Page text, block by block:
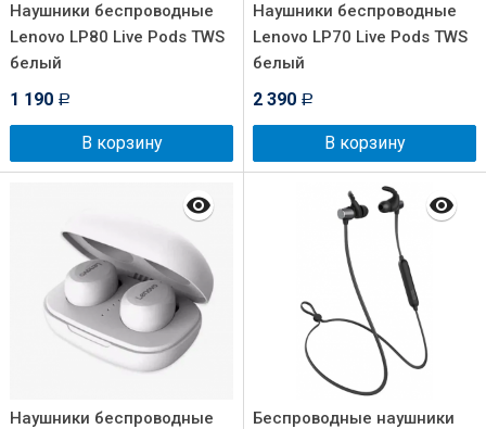
Наушники беспроводные
Lenovo LP80 Live Pods TWS
белый
1 190 Р
В корзину
Наушники беспроводные
Lenovo LP70 Live Pods TWS
белый
2 390 Р
В корзину
Наушники беспроводные
Беспроводные наушники